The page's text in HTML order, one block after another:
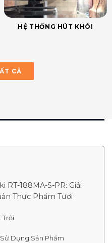
HỆ THỐNG HÚT KHÓI
CẢ
RT-188MA-S-PR: Giải
Thực Phẩm Tươi
Trội
Dụng Sản Phẩm